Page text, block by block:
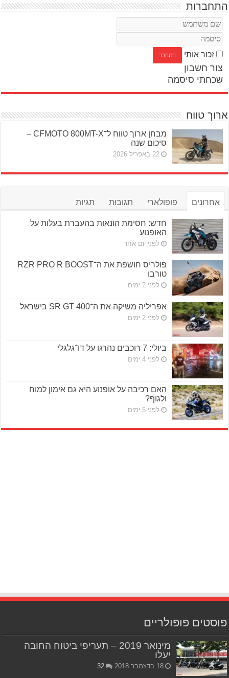
התחברות
זכור אותי
צור חשבון
שכחתי סיסמה
ארוך טווח
מבחן ארוך טווח ל־CFMOTO 800MT-X –
סיכום שנה
22 באפריל 2026
אחרונים פופולארי תגובות תגיות
חדש: חסימת הונאות בהעברת בעלות על
האופנוע
לפני יום אחד
פולריס חושפת את ה־RZR PRO R BOOST
טורבו
לפני 2 ימים
אפריליה משיקה את ה־SR GT 400 בישראל
לפני 2 ימים
ביולי: 7 רוכבים נהרגו על דו־גלגלי
לפני 4 ימים
האם רכיבה על אופנוע היא גם אימון למוח
ולגוף?
לפני 5 ימים
פוסטים פופולריים
מינואר 2019 – תעריפי ביטוח החובה
יעלו
18 בדצמבר 2018 32